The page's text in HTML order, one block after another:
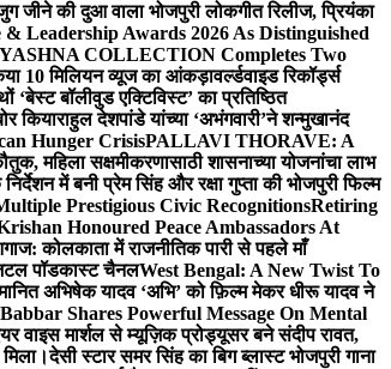
जीने की दुआ वाला भोजपुरी लोकगीत रिलीज, प्रियंका
Leadership Awards 2026 As Distinguished
YASHNA COLLECTION Completes Two
10 मिलियन व्यूज का आंकड़ावर्ल्डवाइड रिकॉर्ड्स
बॉलीवुड एक्टिविस्ट’ का प्रतिष्ठित
कियाराहुल देशपांडे यांच्या ‘अभंगवारी’ने शन्मुखानंद
Hunger CrisisPALLAVI THORAVE: A
महिला सक्षमीकरणासाठी शासनाच्या योजनांचा लाभ
में बनी प्रेम सिंह और रक्षा गुप्ता की भोजपुरी फिल्म
Prestigious Civic RecognitionsRetiring
Honoured Peace Ambassadors At
कोलकाता में राजनीतिक पारी से पहले माँ
पॉडकास्ट चैनलWest Bengal: A New Twist To
अभिषेक यादव ‘अभि’ को फ़िल्म मेकर धीरू यादव ने
Shares Powerful Message On Mental
वाइस मार्शल से म्यूज़िक प्रोड्यूसर बने संदीप रावत,
मिला।देसी स्टार समर सिंह का बिग ब्लास्ट भोजपुरी गाना